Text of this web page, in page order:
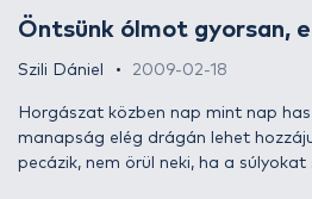
Öntsünk ólmot gyorsan,
Szili Dániel 2009-02-18
Horgászat közben nap mint nap
manapság elég drágán lehet
pecázik, nem örül neki, ha a